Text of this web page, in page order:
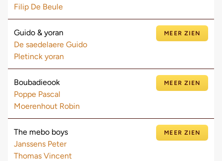
Filip De Beule
Guido & yoran
De saedelaere Guido
Pletinck yoran
MEER ZIEN
Boubadieook
Poppe Pascal
Moerenhout Robin
MEER ZIEN
The mebo boys
Janssens Peter
Thomas Vincent
MEER ZIEN